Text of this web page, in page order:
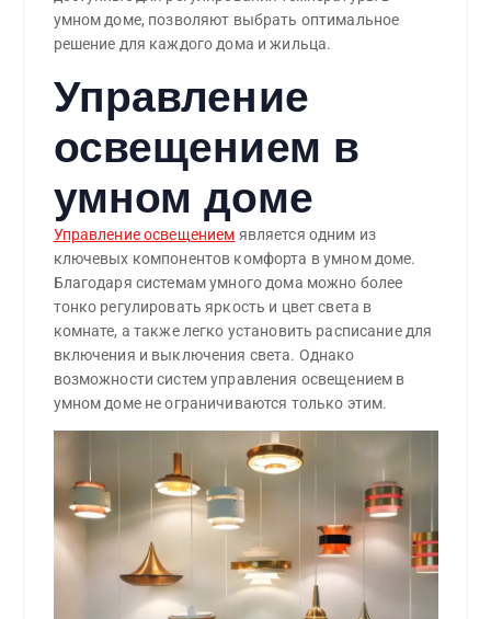
умном доме, позволяют выбрать оптимальное
решение для каждого дома и жильца.
Управление
освещением в
умном доме
Управление освещением является одним из
ключевых компонентов комфорта в умном доме.
Благодаря системам умного дома можно более
тонко регулировать яркость и цвет света в
комнате, а также легко установить расписание для
включения и выключения света. Однако
возможности систем управления освещением в
умном доме не ограничиваются только этим.